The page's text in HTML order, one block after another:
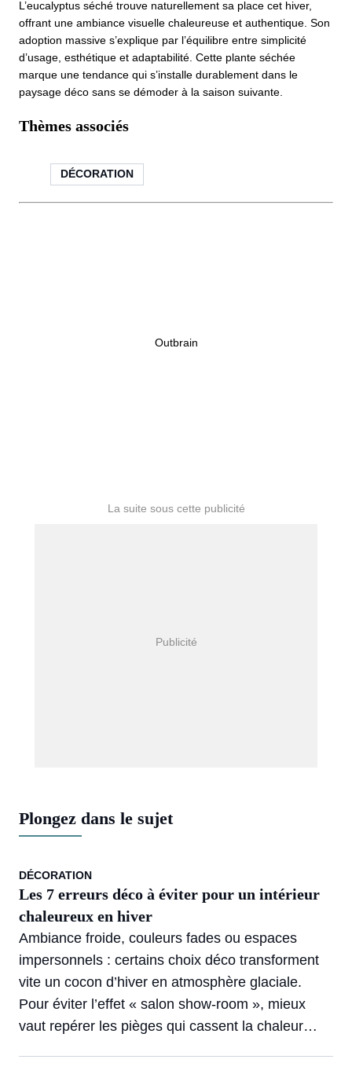
L’eucalyptus séché trouve naturellement sa place cet hiver,
offrant une ambiance visuelle chaleureuse et authentique. Son
adoption massive s’explique par l’équilibre entre simplicité
d’usage, esthétique et adaptabilité. Cette plante séchée
marque une tendance qui s’installe durablement dans le
paysage déco sans se démoder à la saison suivante.
Thèmes associés
DÉCORATION
Outbrain
Plongez dans le sujet
DÉCORATION
Les 7 erreurs déco à éviter pour un intérieur
chaleureux en hiver
Ambiance froide, couleurs fades ou espaces
impersonnels : certains choix déco transforment
vite un cocon d’hiver en atmosphère glaciale.
Pour éviter l’effet « salon show-room », mieux
vaut repérer les pièges qui cassent la chaleur